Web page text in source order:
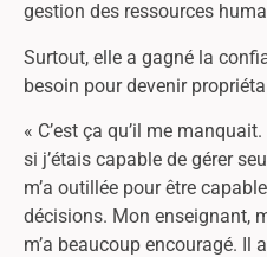
gestion des ressources
Surtout, elle a gagné la
besoin pour devenir
« C’est ça qu’il me
si j’étais capable de gérer
m’a outillée pour être
décisions. Mon enseignant,
m’a beaucoup encouragé. Il